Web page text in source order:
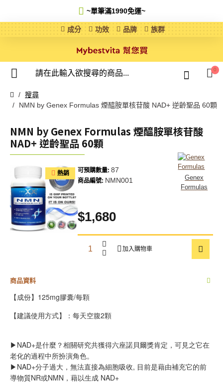
~單筆滿1990免運~
成分 功效 品牌 族群
0
搜尋
NMN by Genex Formulas 煙醯胺單核苷酸 NAD+ 逆齡聖品 60顆
NMN by Genex Formulas 煙醯胺單核苷酸
NAD+ 逆齡聖品 60顆
熱銷 可預購數量: 87
商品編號: NMN001
Genex
Formulas
$1,680
加入購物車
商品資料
【成份】 125mg膠囊/每顆
【建議使用方式】 ：每天空腹2顆
▶NAD+是什麼？相關研究共獲得六座諾貝爾獎肯定，可見之它在
老化的過程中所扮演角色。
▶NAD+分子過大，無法直接為細胞吸收, 目前是藉由補充它的前
導物質NR或NMN，藉以生成 NAD+